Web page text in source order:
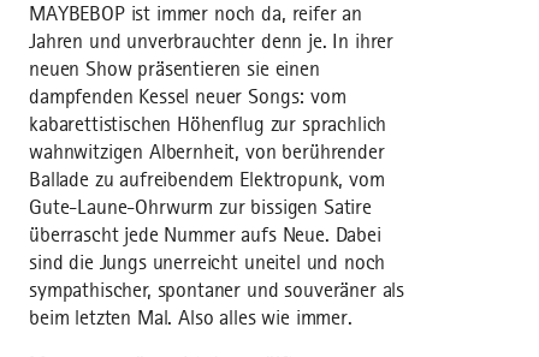
MAYBEBOP ist immer noch da, reifer an
Jahren und unverbrauchter denn je. In ihrer
neuen Show präsentieren sie einen
dampfenden Kessel neuer Songs: vom
kabarettistischen Höhenflug zur sprachlich
wahnwitzigen Albernheit, von berührender
Ballade zu aufreibendem Elektropunk, vom
Gute-Laune-Ohrwurm zur bissigen Satire
überrascht jede Nummer aufs Neue. Dabei
sind die Jungs unerreicht uneitel und noch
sympathischer, spontaner und souveräner als
beim letzten Mal. Also alles wie immer.